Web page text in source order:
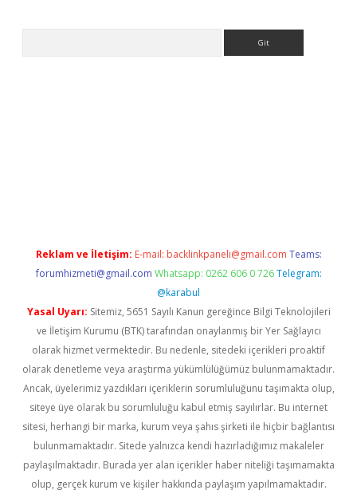
Reklam ve İletişim: E-mail: backlinkpaneli@gmail.com Teams:
forumhizmeti@gmail.com Whatsapp: 0262 606 0 726 Telegram:
@karabul
Yasal Uyarı: Sitemiz, 5651 Sayılı Kanun gereğince Bilgi Teknolojileri
ve İletişim Kurumu (BTK) tarafından onaylanmış bir Yer Sağlayıcı
olarak hizmet vermektedir. Bu nedenle, sitedeki içerikleri proaktif
olarak denetleme veya araştırma yükümlülüğümüz bulunmamaktadır.
Ancak, üyelerimiz yazdıkları içeriklerin sorumluluğunu taşımakta olup,
siteye üye olarak bu sorumluluğu kabul etmiş sayılırlar. Bu internet
sitesi, herhangi bir marka, kurum veya şahıs şirketi ile hiçbir bağlantısı
bulunmamaktadır. Sitede yalnızca kendi hazırladığımız makaleler
paylaşılmaktadır. Burada yer alan içerikler haber niteliği taşımamakta
olup, gerçek kurum ve kişiler hakkında paylaşım yapılmamaktadır.